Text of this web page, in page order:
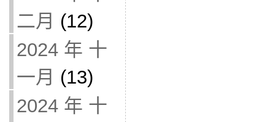
二月 (12)
2024 年 十
一月 (13)
2024 年 十